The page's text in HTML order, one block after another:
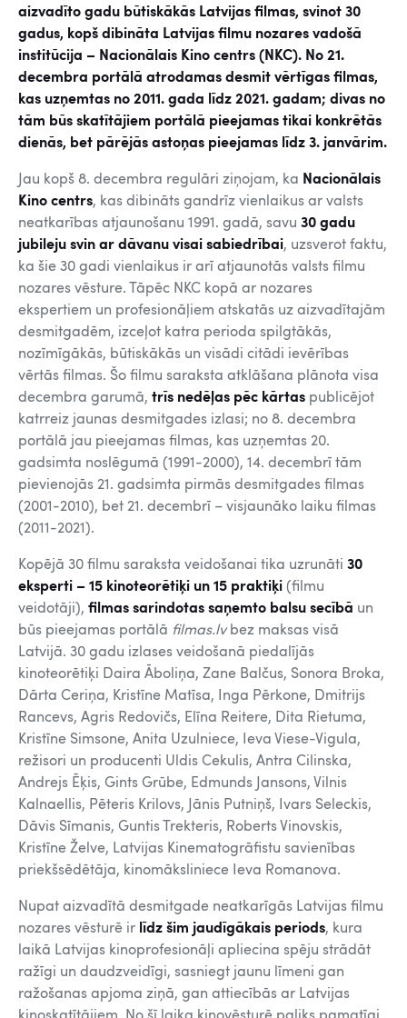
aizvadīto gadu būtiskākās Latvijas filmas, svinot 30
gadus, kopš dibināta Latvijas filmu nozares vadošā
institūcija – Nacionālais Kino centrs (NKC). No 21.
decembra portālā atrodamas desmit vērtīgas filmas,
kas uzņemtas no 2011. gada līdz 2021. gadam; divas no
tām būs skatītājiem portālā pieejamas tikai konkrētās
dienās, bet pārējās astoņas pieejamas līdz 3. janvārim.
Jau kopš 8. decembra regulāri ziņojam, ka Nacionālais
Kino centrs, kas dibināts gandrīz vienlaikus ar valsts
neatkarības atjaunošanu 1991. gadā, savu 30 gadu
jubileju svin ar dāvanu visai sabiedrībai, uzsverot faktu,
ka šie 30 gadi vienlaikus ir arī atjaunotās valsts filmu
nozares vēsture. Tāpēc NKC kopā ar nozares
ekspertiem un profesionāļiem atskatās uz aizvadītajām
desmitgadēm, izceļot katra perioda spilgtākās,
nozīmīgākās, būtiskākās un visādi citādi ievērības
vērtās filmas. Šo filmu saraksta atklāšana plānota visa
decembra garumā, trīs nedēļas pēc kārtas publicējot
katrreiz jaunas desmitgades izlasi; no 8. decembra
portālā jau pieejamas filmas, kas uzņemtas 20.
gadsimta noslēgumā (1991-2000), 14. decembrī tām
pievienojās 21. gadsimta pirmās desmitgades filmas
(2001-2010), bet 21. decembrī – visjaunāko laiku filmas
(2011-2021).
Kopējā 30 filmu saraksta veidošanai tika uzrunāti 30
eksperti – 15 kinoteorētiķi un 15 praktiķi (filmu
veidotāji), filmas sarindotas saņemto balsu secībā un
būs pieejamas portālā filmas.lvbez maksas visā
Latvijā. 30 gadu izlases veidošanā piedalījās
kinoteorētiķi Daira Āboliņa, Zane Balčus, Sonora Broka,
Dārta Ceriņa, Kristīne Matīsa, Inga Pērkone, Dmitrijs
Rancevs, Agris Redovičs, Elīna Reitere, Dita Rietuma,
Kristīne Simsone, Anita Uzulniece, Ieva Viese-Vigula,
režisori un producenti Uldis Cekulis, Antra Cilinska,
Andrejs Ēķis, Gints Grūbe, Edmunds Jansons, Vilnis
Kalnaellis, Pēteris Krilovs, Jānis Putniņš, Ivars Seleckis,
Dāvis Sīmanis, Guntis Trekteris, Roberts Vinovskis,
Kristīne Želve, Latvijas Kinematogrāfistu savienības
priekšsēdētāja, kinomāksliniece Ieva Romanova.
Nupat aizvadītā desmitgade neatkarīgās Latvijas filmu
nozares vēsturē ir līdz šim jaudīgākais periods, kura
laikā Latvijas kinoprofesionāļi apliecina spēju strādāt
ražīgi un daudzveidīgi, sasniegt jaunu līmeni gan
ražošanas apjoma ziņā, gan attiecībās ar Latvijas